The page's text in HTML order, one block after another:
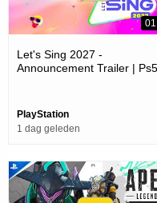
Let's Sing 2027 -
Announcement Trailer | Ps5
PlayStation
1 dag geleden